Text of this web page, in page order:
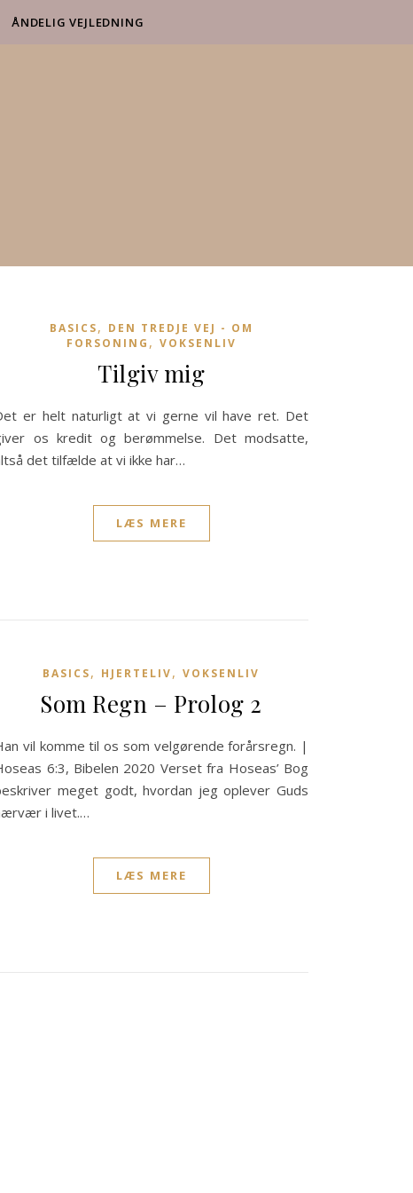
ÅNDELIG VEJLEDNING
BASICS, DEN TREDJE VEJ - OM
FORSONING , VOKSENLIV
Tilgiv mig
er helt naturligt at vi gerne vil have ret. Det
os kredit og berømmelse. Det modsatte,
det tilfælde at vi ikke har…
LÆS MERE
BASICS, HJERTELIV,VOKSENLIV
Som Regn – Prolog 2
vil komme til os som velgørende forårsregn. |
6:3, Bibelen 2020 Verset fra Hoseas’ Bog
meget godt, hvordan jeg oplever Guds
i livet.…
LÆS MERE